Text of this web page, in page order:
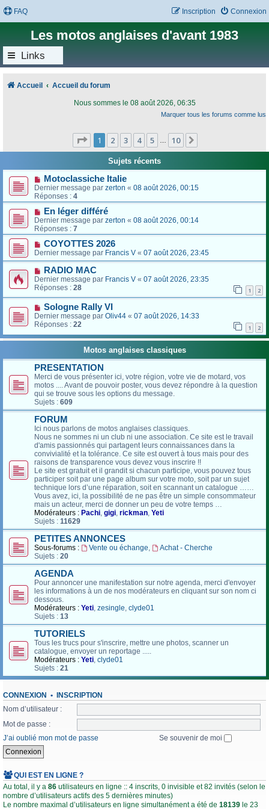
FAQ Connexion
Inscription
Les motos anglaises d'avant 1983
Links
Accueil Accueil du forum
Nous sommes le 08 août 2026, 06:35
Marquer tous les forums comme lus
Page 1sur
1 2 3 4 5 10
Sujets récents
Motoclassiche Italie
Dernier message par zerton « 08 août 2026, 00:15
Réponses : 4
En léger différé
Dernier message par zerton « 08 août 2026, 00:14
Réponses : 7
COYOTTES 2026
Dernier message par Francis V « 07 août 2026, 23:45
RADIO MAC
Dernier message par Francis V « 07 août 2026, 23:35
Réponses : 28 1 2
Sologne Rally VI
Dernier message par Oliv44 « 07 août 2026, 14:33
Réponses : 22 1 2
Motos anglaises classiques
PRESENTATION
Merci de vous présenter ici, votre région, votre vie de motard, vos
motos .... Avant de pouvoir poster, vous devez répondre à la question
qui se trouve sous les options du message.
Sujets : 609
FORUM
Ici nous parlons de motos anglaises classiques.
Nous ne sommes ni un club ni une association. Ce site est le travail
d'amis passionnés qui partagent leurs connaissances dans la
convivialité et la tolérance. Ce site est ouvert à tous mais pour des
raisons de transparence vous devez vous inscrire !!
Le site est gratuit et il grandit si chacun participe, vous pouvez tous
participer soit par une page album sur votre moto, soit par un sujet
technique lors d’une réparation, soit en scannant un catalogue ……
Vous avez, ici, la possibilité de ne pas être un simple consommateur
mais un acteur, merci de donner un peu de votre temps …
Modérateurs : Pachi, gigi, rickman, Yeti
Sujets : 11629
PETITES ANNONCES
Sous-forums : Vente ou échange,
Achat - Cherche
Sujets : 20
AGENDA
Pour annoncer une manifestation sur notre agenda, merci d'envoyer
les informations à un de nos modérateurs en cliquant sur son nom ci
dessous.
Modérateurs : Yeti, zesingle, clyde01
Sujets : 13
TUTORIELS
Tous les trucs pour s'inscrire, mettre une photos, scanner un
catalogue, envoyer un reportage .....
Modérateurs : Yeti, clyde01
Sujets : 21
CONNEXION • INSCRIPTION
Nom d’utilisateur :
Mot de passe :
J’ai oublié mon mot de passe
Se souvenir de moi
QUI EST EN LIGNE ?
Au total, il y a 86 utilisateurs en ligne :: 4 inscrits, 0 invisible et 82 invités (selon le
nombre d’utilisateurs actifs des 5 dernières minutes)
Le nombre maximal d’utilisateurs en ligne simultanément a été de 18139 le 23